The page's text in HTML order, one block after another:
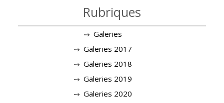
Rubriques
Galeries
Galeries 2017
Galeries 2018
Galeries 2019
Galeries 2020